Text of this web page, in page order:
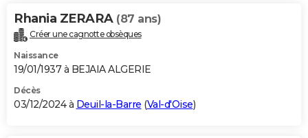
Alimentation
Guide de la santé
Maladies
Médicaments
Sommeil
VOYAGE
Destinations
City break
Voyage nature
Voyage de noces
Forum
Climat
+PHOTO
GUIDES D'ACHAT
BONS PLANS
Rhania ZERARA (87 ans)
Créer une cagnotte obsèques
Naissance
19/01/1937 à BEJAIA ALGERIE
Décès
03/12/2024 à Deuil-la-Barre (Val-d'Oise)